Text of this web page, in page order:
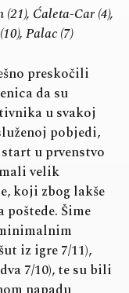
Ćaleta-Car (4),
Palac (7)
preskočili
da su
u svakoj
pobjedi,
u prvenstvo
velik
koji zbog lakše
Šime
iz igre 7/11),
7/10), te su bili